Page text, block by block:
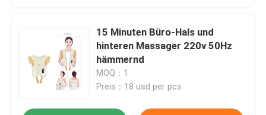
15 Minuten Büro-Hals und
hinteren Massager 220v 50Hz
hämmernd
MOQ：1
Preis：18 usd per pcs